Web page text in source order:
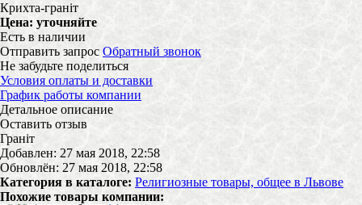
Крихта-граніт
Цена: уточняйте
Есть в наличии
Отправить запрос Обратный звонок
Не забудьте поделиться
Условия оплаты и доставки
График работы компании
Детальное описание
Оставить отзыв
Граніт
Добавлен: 27 мая 2018, 22:58
Обновлён: 27 мая 2018, 22:58
Категория в каталоге: Религиозные товары, общее в Львове
Похожие товары компании: